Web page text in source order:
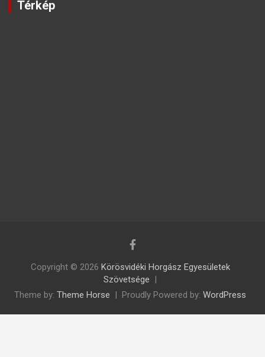
Térkép
Copyright © 2026 Körösvidéki Horgász Egyesületek
Szövetsége
Theme by: Theme Horse Proudly Powered by: WordPress